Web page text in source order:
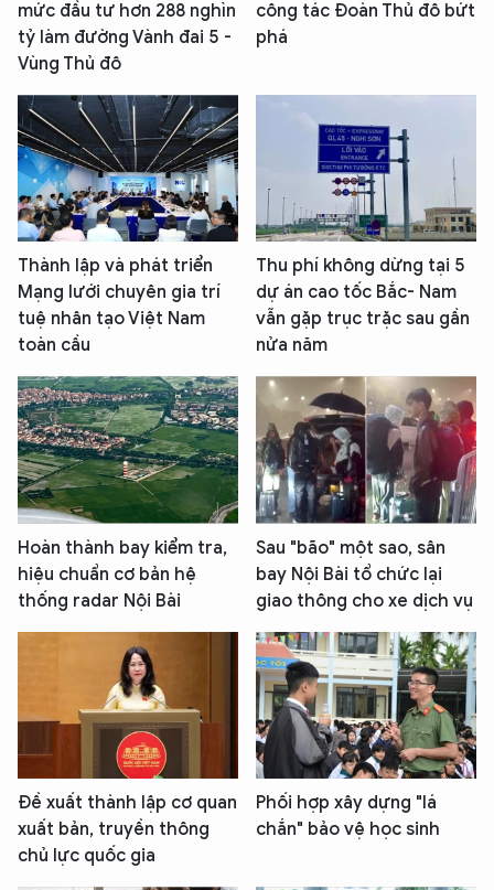
mức đầu tư hơn 288 nghìn
tỷ làm đường Vành đai 5 -
Vùng Thủ đô
công tác Đoàn Thủ đô bứt
phá
Thành lập và phát triển
Mạng lưới chuyên gia trí
tuệ nhân tạo Việt Nam
toàn cầu
Thu phí không dừng tại 5
dự án cao tốc Bắc- Nam
vẫn gặp trục trặc sau gần
nửa năm
Hoàn thành bay kiểm tra,
hiệu chuẩn cơ bản hệ
thống radar Nội Bài
Sau "bão" một sao, sân
bay Nội Bài tổ chức lại
giao thông cho xe dịch vụ
Đề xuất thành lập cơ quan
xuất bản, truyền thông
chủ lực quốc gia
Phối hợp xây dựng "lá
chắn" bảo vệ học sinh